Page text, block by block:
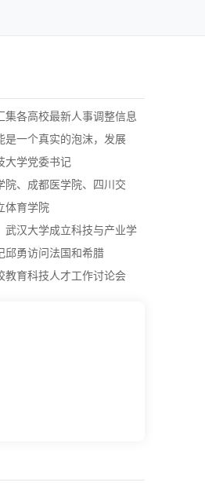
集各高校最新人事调整信息
是一个真实的泡沫，发展
大学党委书记
院、成都医学院、四川交
体育学院
武汉大学成立科技与产业学
邱勇访问法国和希腊
教育科技人才工作讨论会